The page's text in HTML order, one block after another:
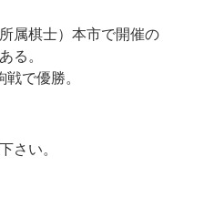
属棋士）本市で開催の
る。
で優勝。
さい。